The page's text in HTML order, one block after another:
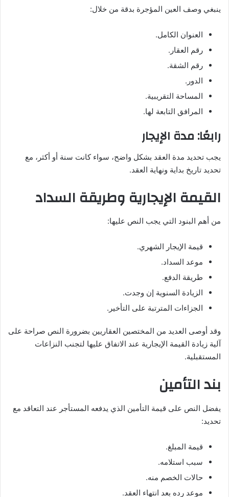
ينبغي وصف العين المؤجرة بدقة من خلال:
العنوان الكامل.
رقم العقار.
رقم الشقة.
الدور.
المساحة التقريبية.
المرافق التابعة لها.
رابعًا: مدة الإيجار
يجب تحديد مدة العقد بشكل واضح، سواء كانت سنة أو أكثر، مع
تحديد تاريخ بداية ونهاية العقد.
القيمة الإيجارية وطريقة السداد
من أهم البنود التي يجب النص عليها:
قيمة الإيجار الشهري.
موعد السداد.
طريقة الدفع.
الزيادة السنوية إن وجدت.
الجزاءات المترتبة على التأخير.
وقد أوصى العديد من المختصين العقاريين بضرورة النص صراحة على
آلية زيادة القيمة الإيجارية عند الاتفاق عليها لتجنب النزاعات
المستقبلية.
بند التأمين
يفضل النص على قيمة التأمين الذي يدفعه المستأجر عند التعاقد مع
تحديد:
قيمة المبلغ.
سبب استلامه.
حالات الخصم منه.
موعد رده بعد انتهاء العقد.